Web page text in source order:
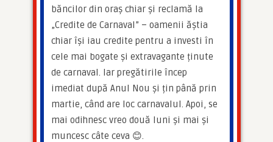
băncilor din oraș chiar și reclamă la
„Credite de Carnaval” – oamenii ăștia
chiar își iau credite pentru a investi în
cele mai bogate și extravagante ținute
de carnaval. Iar pregătirile încep
imediat după Anul Nou și țin până prin
martie, când are loc carnavalul. Apoi, se
mai odihnesc vreo două luni și mai și
muncesc câte ceva 😊.